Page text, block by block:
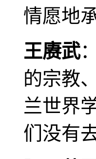
情愿地
王赓武
的宗教
兰世界
们没有